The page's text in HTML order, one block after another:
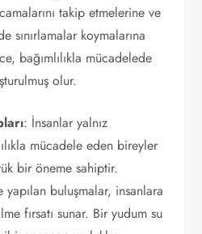
takip etmelerine ve
sınırlamalar koymalarına
bağımlılıkla mücadelede
olur.
: İnsanlar yalnız
mücadele eden bireyler
bir öneme sahiptir.
buluşmalar, insanlara
fırsatı sunar. Bir yudum su